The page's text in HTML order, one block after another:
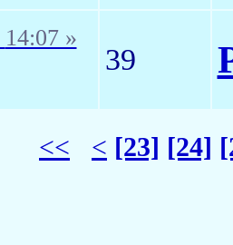
14:07 »
39
<< < [23] [24]